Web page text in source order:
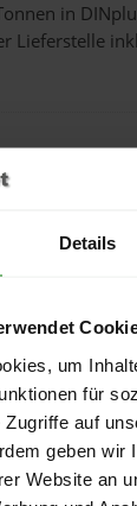
Details
um
für
auf
geben wir
Website an
in
Lieferstelle
Januar
2026